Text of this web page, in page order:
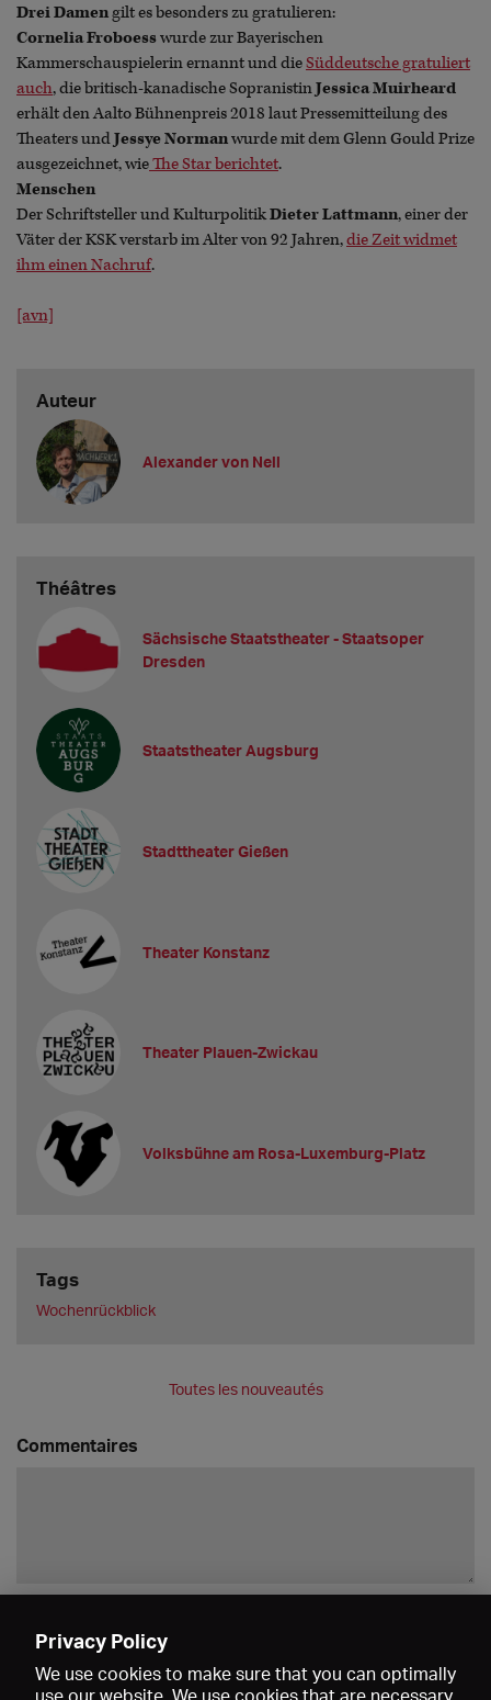
Drei Damengilt es besonders zu gratulieren:
Cornelia Froboesswurde zur Bayerischen
Kammerschauspielerin ernannt und dieSüddeutsche gratuliert
auch, die britisch-kanadische SopranistinJessica Muirheard
erhält den Aalto Bühnenpreis 2018 laut Pressemitteilung des
Theaters undJessye Normanwurde mit dem Glenn Gould Prize
ausgezeichnet, wieThe Star berichtet.
Menschen
Der Schriftsteller und KulturpolitikDieter Lattmann, einer der
Väter der KSK verstarb im Alter von 92 Jahren,die Zeit widmet
ihm einen Nachruf.
[avn]
Auteur
Alexander von Nell
Théâtres
Sächsische Staatstheater - Staatsoper
Dresden
Staatstheater Augsburg
Stadttheater Gießen
Theater Konstanz
Theater Plauen-Zwickau
Volksbühne am Rosa-Luxemburg-Platz
Tags
Wochenrückblick
Toutes les nouveautés
Commentaires
Privacy Policy
We use cookies to make sure that you can optimally
use our website. We use cookies that are necessary